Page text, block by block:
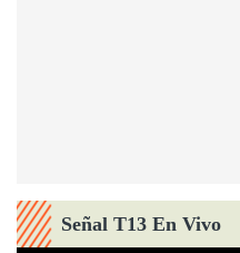
Señal T13 En Vivo